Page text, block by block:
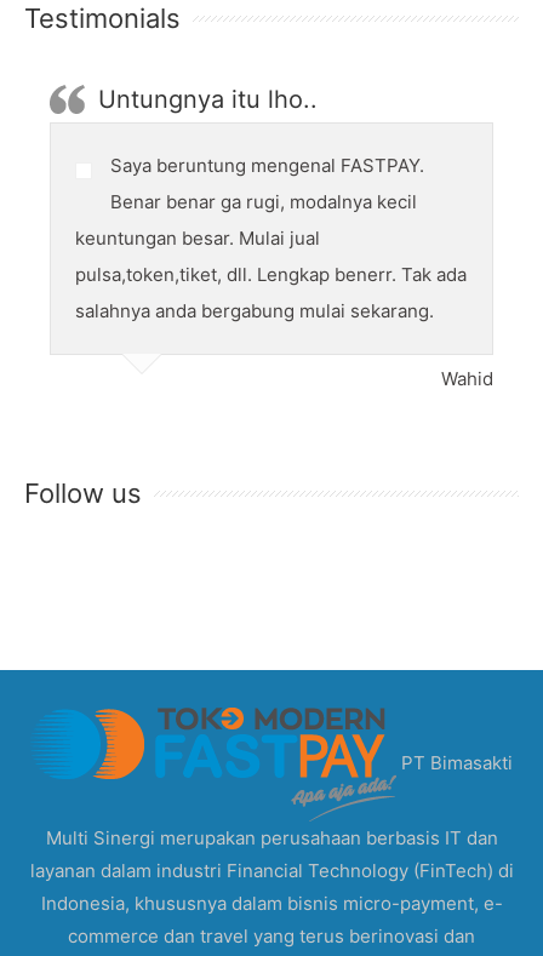
Testimonials
Untungnya itu lho..
Saya beruntung mengenal FASTPAY.
Benar benar ga rugi, modalnya kecil
keuntungan besar. Mulai jual
pulsa,token,tiket, dll. Lengkap benerr. Tak ada
salahnya anda bergabung mulai sekarang.
Wahid
Follow us
PT Bimasakti
Multi Sinergi merupakan perusahaan berbasis IT dan
layanan dalam industri Financial Technology (FinTech) di
Indonesia, khususnya dalam bisnis micro-payment, e-
commerce dan travel yang terus berinovasi dan